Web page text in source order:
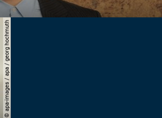
© apa-images / apa / georg hochmuth